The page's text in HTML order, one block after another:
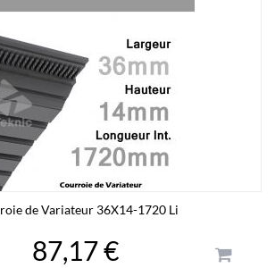
de Variateur 36X14-1720 Li
87,17 €